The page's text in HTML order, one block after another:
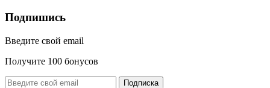
Подпишись
Введите свой email
Получите 100 бонусов
Подписка